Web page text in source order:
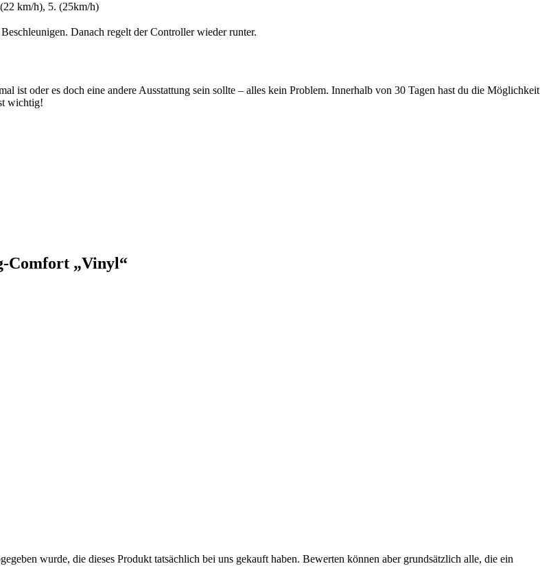
km/h), 5. (25km/h)
Danach regelt der Controller wieder runter.
ist oder es doch eine andere Ausstattung sein sollte – alles kein Problem. Innerhalb von 30 Tagen hast du die Möglichkeit
wichtig!
Comfort „Vinyl“
wurde, die dieses Produkt tatsächlich bei uns gekauft haben. Bewerten können aber grundsätzlich alle, die ein